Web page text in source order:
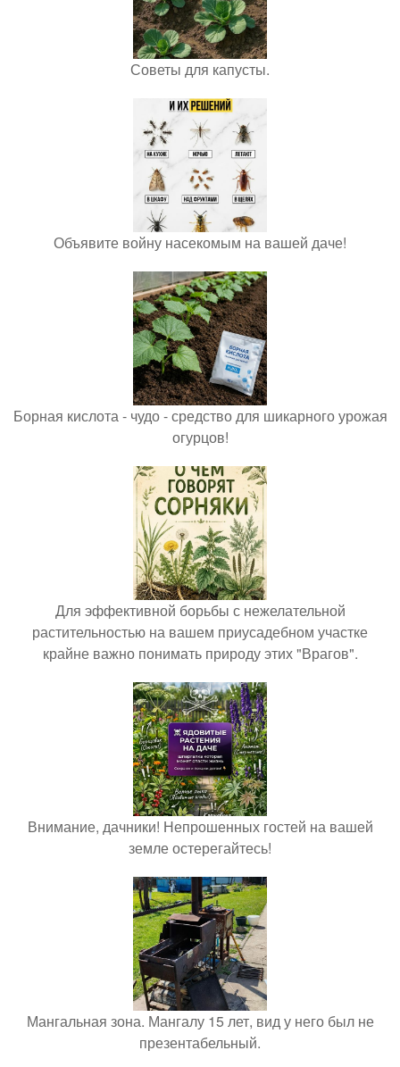
Советы для капусты.
Объявите войну насекомым на вашей даче!
Борная кислота - чудо - средство для шикарного урожая
огурцов!
Для эффективной борьбы с нежелательной
растительностью на вашем приусадебном участке
крайне важно понимать природу этих "Врагов".
Внимание, дачники! Непрошенных гостей на вашей
земле остерегайтесь!
Мангальная зона. Мангалу 15 лет, вид у него был не
презентабельный.